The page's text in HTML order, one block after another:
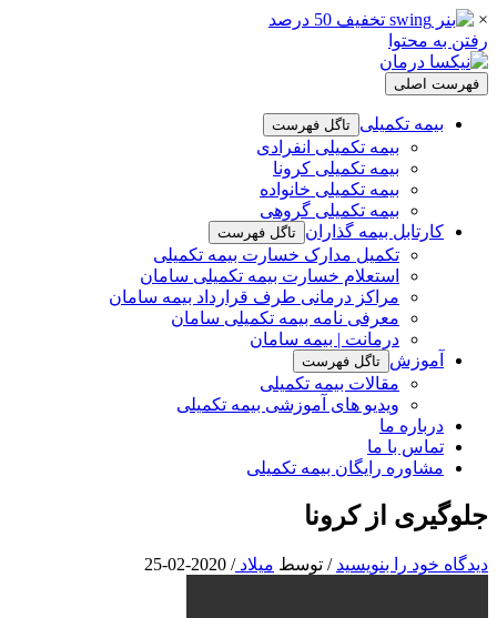
×
رفتن به محتوا
فهرست اصلی
بیمه تکمیلی تاگل فهرست
بیمه تکمیلی انفرادی
بیمه تکمیلی کرونا
بیمه تکمیلی خانواده
بیمه تکمیلی گروهی
کارتابل بیمه گذاران تاگل فهرست
تکمیل مدارک خسارت بیمه تکمیلی
استعلام خسارت بیمه تکمیلی سامان
مراکز درمانی طرف قرارداد بیمه سامان
معرفی نامه بیمه تکمیلی سامان
درمانت | بیمه سامان
آموزش تاگل فهرست
مقالات بیمه تکمیلی
ویدیو های آموزشی بیمه تکمیلی
درباره ما
تماس با ما
مشاوره رایگان بیمه تکمیلی
جلوگیری از کرونا
دیدگاه‌ خود را بنویسید / توسط میلاد/
2020-02-25